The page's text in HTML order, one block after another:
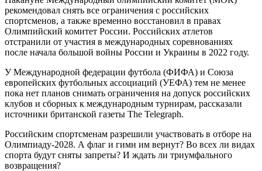
рекомендовал снять все ограничения с российских
спортсменов, а также временно восстановил в правах
Олимпийский комитет России. Российских атлетов
отстранили от участия в международных соревнованиях
после начала большой войны России и Украины в 2022 году.
У Международной федерации футбола (ФИФА) и Союза
европейских футбольных ассоциаций (УЕФА) тем не менее
пока нет планов снимать ограничения на допуск российских
клубов и сборных к международным турнирам, рассказали
источники британской газеты The Telegraph.
Российским спортсменам разрешили участвовать в отборе на
Олимпиаду-2028. А флаг и гимн им вернут? Во всех ли видах
спорта будут сняты запреты? И ждать ли триумфального
возвращения?